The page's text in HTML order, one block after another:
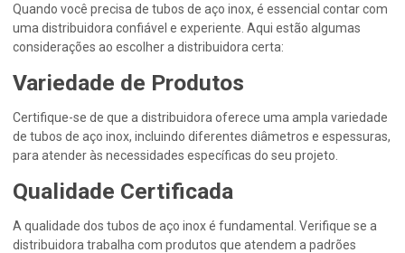
Quando você precisa de tubos de aço inox, é essencial contar com
uma distribuidora confiável e experiente. Aqui estão algumas
considerações ao escolher a distribuidora certa:
Variedade de Produtos
Certifique-se de que a distribuidora oferece uma ampla variedade
de tubos de aço inox, incluindo diferentes diâmetros e espessuras,
para atender às necessidades específicas do seu projeto.
Qualidade Certificada
A qualidade dos tubos de aço inox é fundamental. Verifique se a
distribuidora trabalha com produtos que atendem a padrões